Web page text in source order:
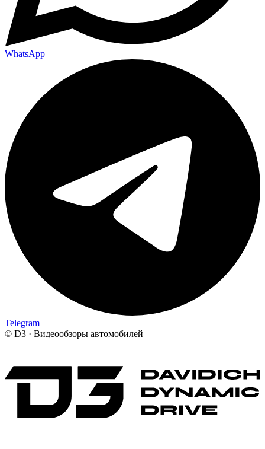
WhatsApp
Telegram
© D3 · Видеообзоры автомобилей